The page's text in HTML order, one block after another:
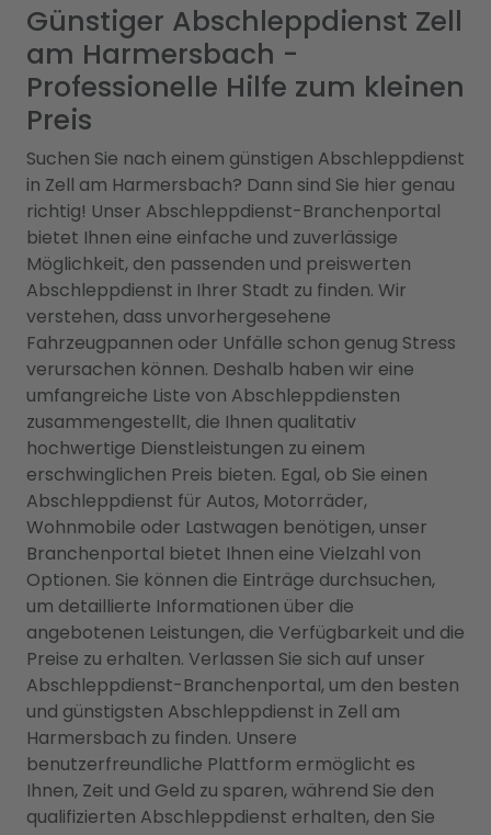
Günstiger Abschleppdienst Zell
am Harmersbach -
Professionelle Hilfe zum kleinen
Preis
Suchen Sie nach einem günstigen Abschleppdienst
in Zell am Harmersbach? Dann sind Sie hier genau
richtig! Unser Abschleppdienst-Branchenportal
bietet Ihnen eine einfache und zuverlässige
Möglichkeit, den passenden und preiswerten
Abschleppdienst in Ihrer Stadt zu finden. Wir
verstehen, dass unvorhergesehene
Fahrzeugpannen oder Unfälle schon genug Stress
verursachen können. Deshalb haben wir eine
umfangreiche Liste von Abschleppdiensten
zusammengestellt, die Ihnen qualitativ
hochwertige Dienstleistungen zu einem
erschwinglichen Preis bieten. Egal, ob Sie einen
Abschleppdienst für Autos, Motorräder,
Wohnmobile oder Lastwagen benötigen, unser
Branchenportal bietet Ihnen eine Vielzahl von
Optionen. Sie können die Einträge durchsuchen,
um detaillierte Informationen über die
angebotenen Leistungen, die Verfügbarkeit und die
Preise zu erhalten. Verlassen Sie sich auf unser
Abschleppdienst-Branchenportal, um den besten
und günstigsten Abschleppdienst in Zell am
Harmersbach zu finden. Unsere
benutzerfreundliche Plattform ermöglicht es
Ihnen, Zeit und Geld zu sparen, während Sie den
qualifizierten Abschleppdienst erhalten, den Sie